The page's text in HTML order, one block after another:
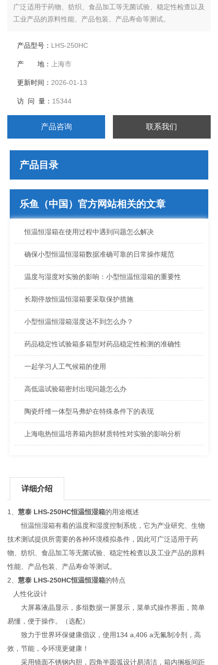
广泛适用于药物、纺织、食品加工等无菌试验、稳定性检查以及
工业产品的原料性能、产品包装、产品寿命等测试。
产品型号： LHS-250HC
产 地：上海市
更新时间：2026-01-13
访 问 量： 15344
产品咨询 联系我们
产品目录
乐鱼（中国）官方网站相关的文章
恒温恒湿箱在使用过程中遇到问题怎么解决
确保小型恒温恒湿箱数据准确可靠的日常操作规范
温度与湿度对实验的影响：小型恒温恒湿箱的重要性
长期停放恒温恒湿箱要采取保护措施
小型恒温恒湿箱湿度达不到怎么办？
药品稳定性试验箱多箱型对药品稳定性检测的准确性
一起学习人工气候箱的使用
高低温试验箱密封出现问题怎么办
陶瓷纤维一体型马弗炉在特殊条件下的表现
上海电热恒温培养箱内胆材质特性对实验的影响分析
详细介绍
1、慧泰 LHS-250HC恒温恒湿箱的用途概述
恒温恒湿箱有着的温度和湿度控制系统，它为产业研究、生物
技术测试提供所需要的各种环境模拟条件，因此可广泛适用于药
物、纺织、食品加工等无菌试验、稳定性检查以及工业产品的原料
性能、产品包装、产品寿命等测试。
2、慧泰 LHS-250HC恒温恒湿箱的特点
人性化设计
大屏幕液晶显示，多组数据一屏显示，菜单式操作界面，简单
易懂，便于操作。（选配）
致力于世界环保健康倡议，使用134 a,406 a无氟制冷剂，高
效，节能，令环境更健康！
采用镜面不锈钢内胆，四角半圆弧设计易清洁，箱内搁板间距